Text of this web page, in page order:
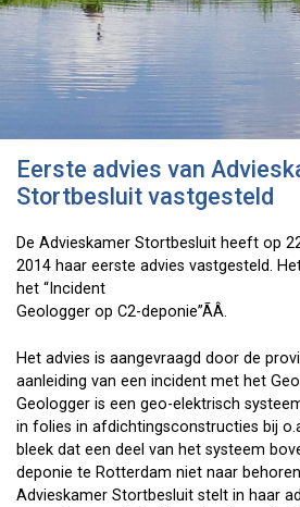
Eerste advies van
Stortbesluit vastgesteld
De Advieskamer Stortbesluit heeft op
2014 haar eerste advies vastgesteld.
het “Incident
Geologger op C2-deponie”ÃÂ.
Het advies is aangevraagd door de
aanleiding van een incident met het
Geologger is een geo-elektrisch
in folies in afdichtingsconstructies bij
bleek dat een deel van het systeem
deponie te Rotterdam niet naar
Advieskamer Stortbesluit stelt in haar